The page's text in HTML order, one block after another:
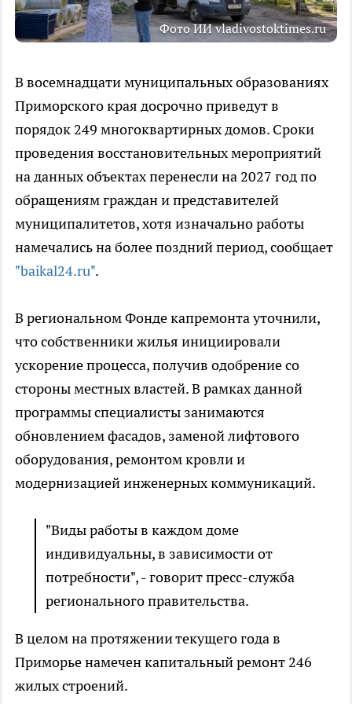
Фото ИИ vladivostoktimes.ru
В восемнадцати муниципальных образованиях
Приморского края досрочно приведут в
порядок 249 многоквартирных домов. Сроки
проведения восстановительных мероприятий
на данных объектах перенесли на 2027 год по
обращениям граждан и представителей
муниципалитетов, хотя изначально работы
намечались на более поздний период, сообщает
"baikal24.ru".
В региональном Фонде капремонта уточнили,
что собственники жилья инициировали
ускорение процесса, получив одобрение со
стороны местных властей. В рамках данной
программы специалисты занимаются
обновлением фасадов, заменой лифтового
оборудования, ремонтом кровли и
модернизацией инженерных коммуникаций.
"Виды работы в каждом доме
индивидуальны, в зависимости от
потребности", - говорит пресс-служба
регионального правительства.
В целом на протяжении текущего года в
Приморье намечен капитальный ремонт 246
жилых строений.